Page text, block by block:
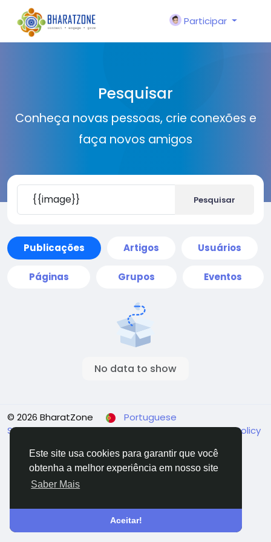
Este site usa cookies para garantir que você
obtenha a melhor experiência em nosso site
Saber Mais
Aceitar!
Participar
Pesquisar
Conheça novas pessoas, crie conexões e
faça novos amigos
Pesquisar
Publicações Artigos Usuários
Páginas Grupos Eventos
No data to show
© 2026 BharatZone
Portuguese
Sobre Terms & Conditions Privacidade Refund Policy